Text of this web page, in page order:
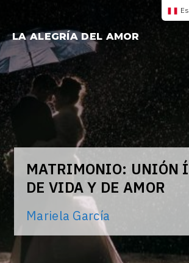
contenido
LA ALEGRÍA DEL AMOR
MATRIMONIO: UNIÓN
DE VIDA Y DE AMOR
Mariela García